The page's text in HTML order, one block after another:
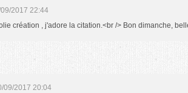
2017 22:44
création , j'adore la citation.<br /> Bon dimanche,
09/2017 20:04